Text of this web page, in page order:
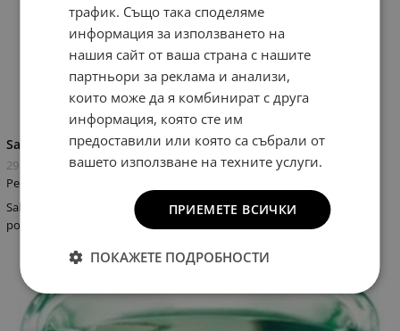
Salvador Dali Crazy Kiss продъжение на колекцията „Kiss“
29 февруари 2012
Ревюта на парфюми
Salvador Dali пусна на пазара своя нов дамски аромат, носещ
романтичното заглавие Crazy Kiss. Salvador...
трафик. Също така споделяме
информация за използването на
нашия сайт от ваша страна с нашите
партньори за реклама и анализи,
които може да я комбинират с друга
информация, която сте им
предоставили или която са събрали от
вашето използване на техните услуги.
ПРИЕМЕТЕ ВСИЧКИ
ПОКАЖЕТЕ ПОДРОБНОСТИ